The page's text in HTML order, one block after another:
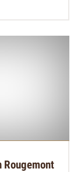
Rougemont